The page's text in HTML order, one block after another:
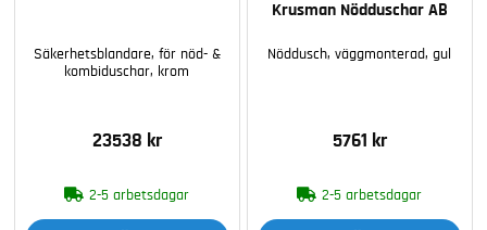
Säkerhetsblandare, för nöd- &
kombiduschar, krom
23538 kr
2-5 arbetsdagar
Krusman Nödduschar AB
Nöddusch, väggmonterad, gul
5761 kr
2-5 arbetsdagar